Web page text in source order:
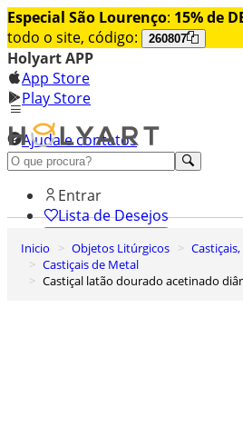
Especial São Lourenço: 15% de
todo o site, código:
260807
Holyart APP
App Store
Play Store
Ajuda e contatos
Conheça premium
Entrar
Lista de Desejos
0
Carrinho de Compras
Inicio Objetos Litúrgicos
Castiçais de Metal
Castiçal latão dourado acetinado